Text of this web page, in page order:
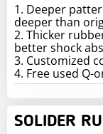
1. Deeper
deeper than
2. Thicker
better shock
3. Customized
4. Free used Q-
SOLIDER